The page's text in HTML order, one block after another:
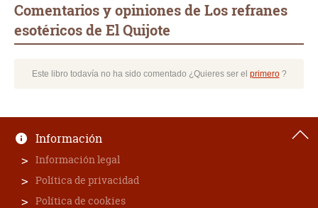
Comentarios y opiniones de Los refranes
esotéricos de El Quijote
Este libro todavía no ha sido comentado ¿Quieres ser el primero?
Información
Información legal
Política de privacidad
Política de cookies